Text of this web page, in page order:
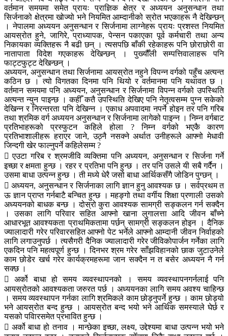
वर्तमान समयमा समेत प्रायः प्राज्ञिक क्षेत्र र अध्ययन अनुसन्धान तथा
सिर्जनाको क्षेत्रमा खोज्यो भने नियमित आम्दानीको स्रोत भएकाहरू नै देखिन्छन्
। नेपालमा अध्ययन अनुसन्धान र सिर्जनामा लाग्नेहरू प्रायः प्रशस्त नियमित
आयस्रोत हुने, जागिरे, प्राध्यापक, पेन्सन पकाएका पूर्व कर्मचारी तथा अन्य
निकायका व्यक्तिहरू नै बढी छन् । त्यसपछि बाँकी रहेकाहरू पनि छोराछोरी वा
नातापाता विदेश गएकाहरू देखिन्छन् । पुख्यौँली सम्पत्तिवालाहरू पनि
फाट्टफुट्ट देखिन्छन् ।
अध्ययन, अनुसन्धान तथा सिर्जनामा आयस्रोत नहुने विपन्न वर्गको पहुँच अत्यन्त
कठिन छ । त्यो विगतका दिनमा पनि थियो र वर्तमानमा पनि यथावत छ ।
वर्तमान समयमा पनि अध्ययन, अनुसन्धान र सिर्जनामा विपन्न वर्गको उपस्थिति
अत्यन्त न्युन पाइन्छ । कहीँ कतै उपस्थिति देखिए पनि नेतृत्वसम्म पुग्न सकेको
देखिन्न र निरन्तरता पनि देखिन्न । एकाध अपवादमा नपर्ने होइन तर पनि गरिब
तथा श्रमिक वर्ग अध्ययन अनुसन्धान र सिर्जनामा लागेको पाइन्न । निम्न वर्गबाट
प्रतिभाहरूको प्रस्फुटन कहिले होला ? निम्न वर्गको भएकै कारण
प्रतिभाशालीहरू हराएर जाने, उठ्नै नसक्ने अर्थात उनीहरूले आफ्नो मेधावी
जिन्दगी खेर फाल्नुपर्ने कहिलेसम्म ?
 एउटा गरिब र श्रमजीवि व्यक्तिमा पनि अध्ययन, अनुसन्धान र सिर्जना गर्ने
इच्छा र क्षमता हुन्छ । रहर र प्रतिभा पनि हुन्छ । तर पनि उसले यी सबै गर्दैन ।
उसमा बाधा उत्पन्न हुन्छ । ती मध्ये धेरै जसो बाधा आर्थिकसँगै जोडिन पुग्छन् ।
 अध्ययन, अनुसन्धान र सिर्जनाका लागि ज्ञान हुनु आवश्यक छ । सर्वप्रथम त
ऊ ज्ञान प्राप्त गर्नबाटै बन्चित हुन्छ । महङ्गो तथा वर्गीय शिक्षा प्रणाली उसको
अध्ययनको बाधक बन्छ । दोस्रो कुरा आवश्यक सामग्री सङ्कलन गर्न सक्दैन
। उसका लागि परिवार सहित आफ्नो खाना लुगालत्ता आदि जीवन बाँच्ने
आधारभूत आवश्यकता प्राथमिकतामा पर्छन् सामग्री सङ्कलन होइन । दैनिक
ज्यालादारी गरेर परिवारसहित आफ्नो पेट भर्नेले आफ्नो आम्दानी जीवन निर्वाहको
लागि लगाउनुपर्छ । त्यसैगरी दैनिक ज्यालादारी गरेर जीविकोपार्जन गर्नेका लागि
एकदिन पनि महत्वपूर्ण हुन्छ । दिनभर श्रम गरेर साँझविहानको छाक जुटाउनेले
काम छोडेर खर्च गरेर कार्यक्रमहरूमा जान सक्दैन न त बसेर अध्ययन नै गर्न
सक्छ ।
 अर्को बाधा हो समय व्यवस्थापनको । समय व्यवस्थापनगर्नलाई पनि
आयस्रोतको आवश्यकता जरुरत पर्छ । अध्ययनका लागि समय अवश्य चाहिन्छ
। समय व्यवस्थापन गर्नका लागि श्रमिकले काम छोड्नुपर्ने हुन्छ । काम छोड्यो
भने आयस्रोत बन्द हुन्छ । आयस्रोत बन्द भयो भने आर्थिक समस्याले घेर्छ र
यसको पविारसमेत प्रभावित हुन्छ ।
 अर्को बाधा हो तनाव । मान्छेका इच्छा, लक्ष्य, उद्देश्यमा बाधा उत्पन्न भयो भने